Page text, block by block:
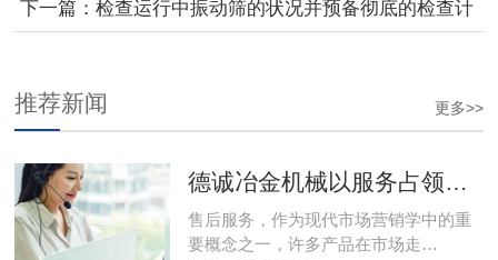
下一篇：检查运行中振动筛的状况并预备彻底的检查计
更多>>
推荐新闻
售后服务，作为现代市场营销学中的重
要概念之一，许多产品在市场走…